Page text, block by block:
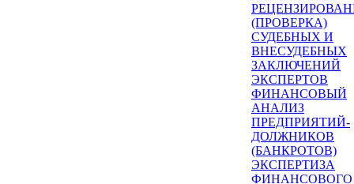
(ПРОВЕРКА)
СУДЕБНЫХ И
ВНЕСУДЕБНЫХ
ЗАКЛЮЧЕНИЙ
ЭКСПЕРТОВ
ФИНАНСОВЫЙ
АНАЛИЗ
ПРЕДПРИЯТИЙ-
ДОЛЖНИКОВ
(БАНКРОТОВ)
ЭКСПЕРТИЗА
ФИНАНСОВОГО